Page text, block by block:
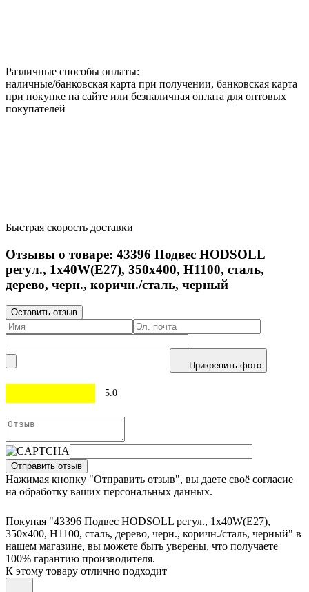
Различные способы оплаты:
наличные/банковская карта при получении, банковская карта
при покупке на сайте или безналичная оплата для оптовых
покупателей
Быстрая скорость доставки
Отзывы о товаре: 43396 Подвес HODSOLL
регул., 1х40W(E27), 350х400, H1100, сталь,
дерево, черн., коричн./сталь, черный
Оставить отзыв
Прикрепить фото
5.0
Отправить отзыв
Нажимая кнопку "Отправить отзыв", вы даете своё согласие
на обработку ваших персональных данных.
Покупая "43396 Подвес HODSOLL регул., 1х40W(E27),
350х400, H1100, сталь, дерево, черн., коричн./сталь, черный" в
нашем магазине, вы можете быть уверены, что получаете
100% гарантию производителя.
К этому товару отлично подходит